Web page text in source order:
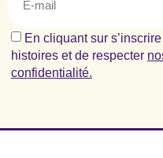
En cliquant sur
histoires et de respecter
confidentialité.